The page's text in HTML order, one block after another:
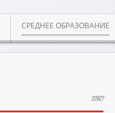
СРЕДНЕЕ ОБРАЗОВАНИЕ
22927